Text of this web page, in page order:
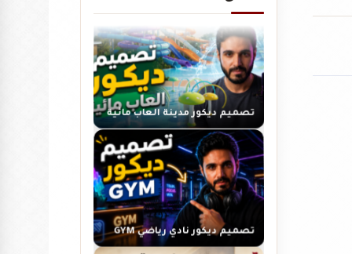
تصميم ديكور مدينة العاب مائية
تصميم ديكور نادي رياضي GYM